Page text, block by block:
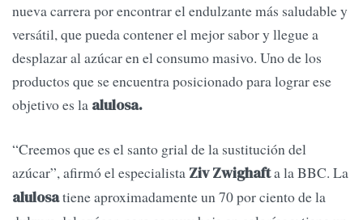
nueva carrera por encontrar el endulzante más saludable y
versátil, que pueda contener el mejor sabor y llegue a
desplazar al azúcar en el consumo masivo. Uno de los
productos que se encuentra posicionado para lograr ese
objetivo es la alulosa.
“Creemos que es el santo grial de la sustitución del
azúcar”, afirmó el especialista Ziv Zwighafta la BBC. La
alulosatiene aproximadamente un 70 por ciento de la